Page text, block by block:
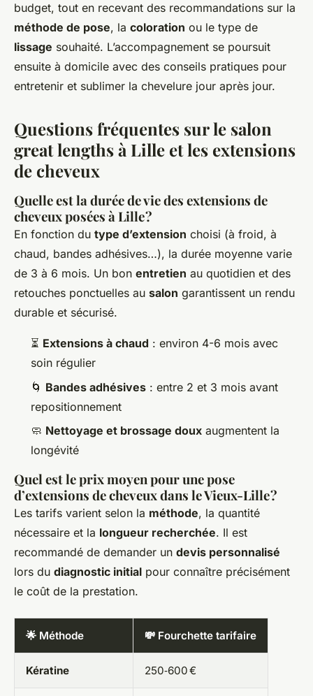
budget, tout en recevant des recommandations sur la
méthode de pose, la coloration ou le type de
lissage souhaité. L’accompagnement se poursuit
ensuite à domicile avec des conseils pratiques pour
entretenir et sublimer la chevelure jour après jour.
Questions fréquentes sur le salon
great lengths à Lille et les extensions
de cheveux
Quelle est la durée de vie des extensions de
cheveux posées à Lille ?
En fonction du type d’extension choisi (à froid, à
chaud, bandes adhésives…), la durée moyenne varie
de 3 à 6 mois. Un bon entretien au quotidien et des
retouches ponctuelles au salon garantissent un rendu
durable et sécurisé.
⏳ Extensions à chaud : environ 4-6 mois avec
soin régulier
🌀 Bandes adhésives : entre 2 et 3 mois avant
repositionnement
🧼 Nettoyage et brossage doux augmentent la
longévité
Quel est le prix moyen pour une pose
d’extensions de cheveux dans le Vieux-Lille ?
Les tarifs varient selon la méthode, la quantité
nécessaire et la longueur recherchée. Il est
recommandé de demander un devis personnalisé
lors du diagnostic initial pour connaître précisément
le coût de la prestation.
🌟 Méthode 💸 Fourchette tarifaire
Kératine 250‑600 €